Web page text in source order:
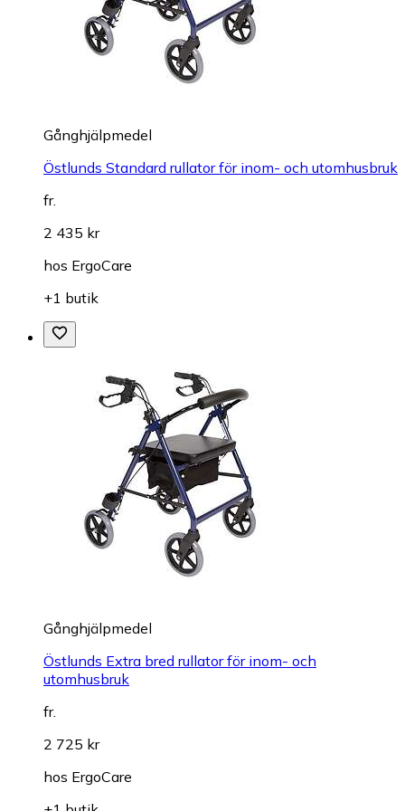
Gånghjälpmedel
Östlunds Standard rullator för inom- och utomhusbruk
fr.
2 435 kr
hos ErgoCare
+1 butik
Gånghjälpmedel
Östlunds Extra bred rullator för inom- och
utomhusbruk
fr.
2 725 kr
hos ErgoCare